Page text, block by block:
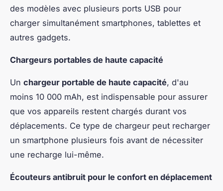
des modèles avec plusieurs ports USB pour
charger simultanément smartphones, tablettes et
autres gadgets.
Chargeurs portables de haute capacité
Un chargeur portable de haute capacité, d'au
moins 10 000 mAh, est indispensable pour assurer
que vos appareils restent chargés durant vos
déplacements. Ce type de chargeur peut recharger
un smartphone plusieurs fois avant de nécessiter
une recharge lui-même.
Écouteurs antibruit pour le confort en déplacement